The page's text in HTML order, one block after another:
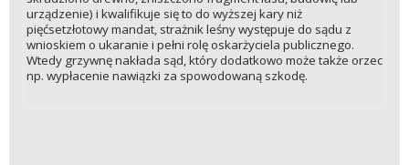
urządzenie) i kwalifikuje się to do wyższej kary niż
pięćsetzłotowy mandat, strażnik leśny występuje do sądu z
wnioskiem o ukaranie i pełni rolę oskarżyciela publicznego.
Wtedy grzywnę nakłada sąd, który dodatkowo może także orzec
np. wypłacenie nawiązki za spowodowaną szkodę.